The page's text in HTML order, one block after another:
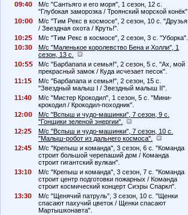
9:4
М/с "Сантьяго и его моря", 1 сезон, 12 с.
"Глубокая заморозка / Троянский морской конёк".
1
:
М/с "Тим Рекс в космосе", 2 сезон, 10 с. "Друзья
/ Звездная охота / Круть!".
1
:2
М/с "Тим Рекс в космосе", 2 сезон, 3 с. "Уборка".
1
:3
М/с "Маленькое королевство Бена и Холли", 1
сезон, 13 с.
1
:
М/с "Барбапапа и семья!", 2 сезон, 5 с. "Ах, мой
прекрасный замок / Куда исчезает песок".
11:1
М/с "Барбапапа и семья!", 2 сезон, 15 с.
"Звездный малыш I / Звездный малыш II".
11:4
М/с "Мистер Крокодил", 1 сезон, 5 с. "Мини-
крокодил / Крокодил-походник".
12:
М/с "Вспыш и чудо-машинки", 7 сезон, 9 с.
"Гонщики зеленой энергии".
12:2
М/с "Вспыш и чудо-машинки", 7 сезон, 10 с.
"Малыш-робот из дальнего космоса".
12:4
М/с "Крепыш и команда", 3 сезон, 6 с. "Команда
строит большой черепаший дом / Команда
строит гигантский вулкан".
13:1
М/с "Крепыш и команда", 3 сезон, 7 с. "Команда
строит центр подготовки пожарных / Команда
строит космический концерт Сиэры Спаркл".
13:3
М/с "Щенячий патруль", 3 сезон, 10 с. "Щенки
спасают пахучий цветок / Щенки спасают
Мартышконавта".